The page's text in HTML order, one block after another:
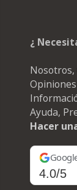
¿
Nosotros,
Opiniones
Ayuda,
Hacer
4.0/5